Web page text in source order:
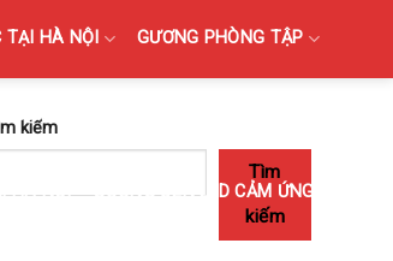
HÀ NỘI GƯƠNG PHÒNG TẬP
THÂN CAO CẤP BÁN TẠI HÀ NỘI
HÀ NỘI GƯƠNG ĐÈN LED CẢM ỨNG
kiếm
Tìm
kiếm